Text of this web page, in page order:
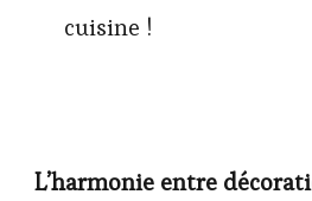
cuisine !
L’harmonie entre